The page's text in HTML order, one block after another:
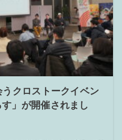
クロストークイベン
」が開催されまし